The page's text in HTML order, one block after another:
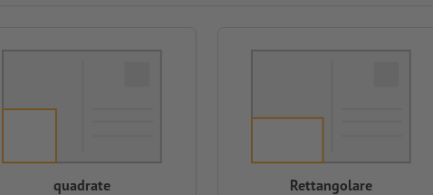
quadrate Rettangolare